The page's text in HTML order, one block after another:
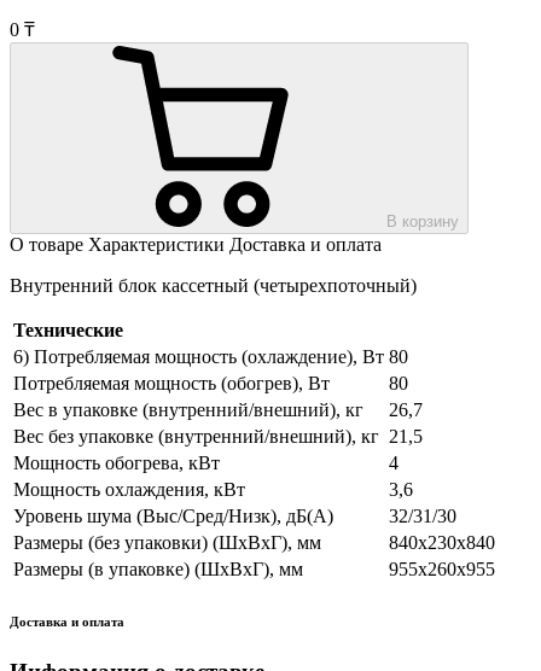
0 ₸
В корзину
О товаре Характеристики Доставка и оплата
Внутренний блок кассетный (четырехпоточный)
Технические
6) Потребляемая мощность (охлаждение), Вт 80
Потребляемая мощность (обогрев), Вт
80
Вес в упаковке (внутренний/внешний), кг
26,7
Вес без упаковке (внутренний/внешний), кг 21,5
Мощность обогрева, кВт
4
Мощность охлаждения, кВт
3,6
Уровень шума (Выс/Сред/Низк), дБ(А)
32/31/30
Размеры (без упаковки) (ШхВхГ), мм
840х230х840
Размеры (в упаковке) (ШхВхГ), мм
955х260х955
Доставка и оплата